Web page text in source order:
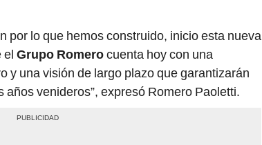
por lo que hemos construido, inicio esta nueva
el Grupo Romerocuenta hoy con una
y una visión de largo plazo que garantizarán
venideros”, expresó Romero Paoletti.